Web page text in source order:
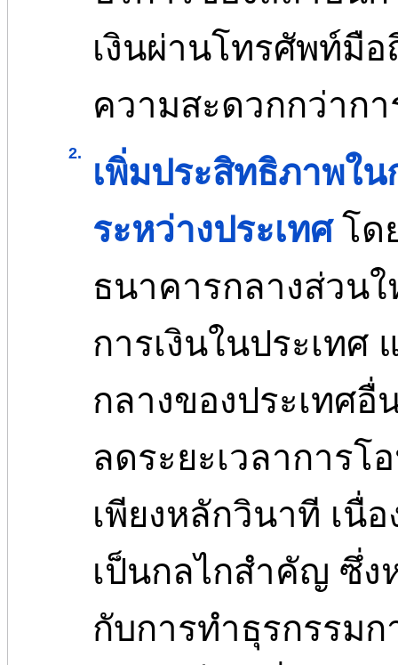
เงินผ่านโทรศัพท์มือ
ความสะดวกกว่ากา
2.
เพิ่มประสิทธิภาพใน
ระหว่างประเทศ โด
ธนาคารกลางส่วน
การเงินในประเทศ
กลางของประเทศ
ลดระยะเวลาการโ
เพียงหลักวินาที เนื่
เป็นกลไกสำคัญ ซึ่ง
กับการทำธุรกรรมก